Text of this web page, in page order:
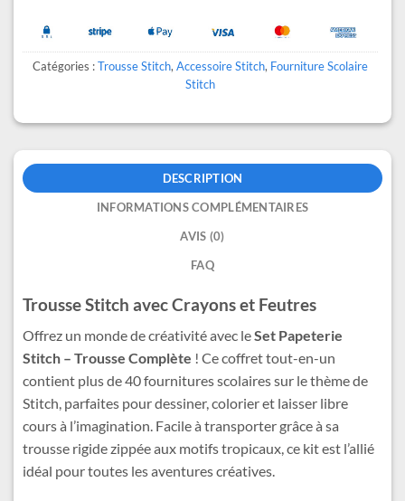
Catégories :Trousse Stitch, Accessoire Stitch, Fourniture Scolaire
Stitch
DESCRIPTION
INFORMATIONS COMPLÉMENTAIRES
AVIS (0)
FAQ
Trousse Stitch avec Crayons et Feutres
Offrez un monde de créativité avec leSet Papeterie
Stitch – Trousse Complète ! Ce coffret tout-en-un
contient plus de 40 fournitures scolaires sur le thème de
Stitch, parfaites pour dessiner, colorier et laisser libre
cours à l’imagination. Facile à transporter grâce à sa
trousse rigide zippée aux motifs tropicaux, ce kit est l’allié
idéal pour toutes les aventures créatives.